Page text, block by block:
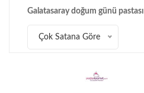
Galatasaray doğum günü pastası
Çok Satana Göre